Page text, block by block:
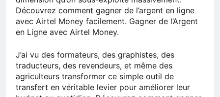
Découvrez comment gagner de l’argent en ligne
avec Airtel Money facilement. Gagner de l’Argent
en Ligne avec Airtel Money.
J’ai vu des formateurs, des graphistes, des
traducteurs, des revendeurs, et même des
agriculteurs transformer ce simple outil de
transfert en véritable levier pour améliorer leur